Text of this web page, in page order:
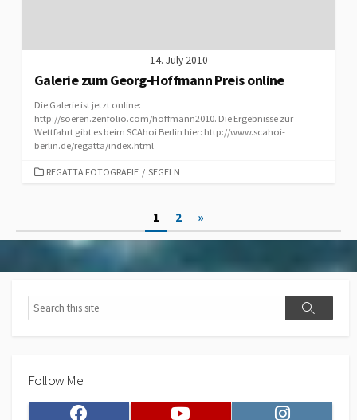
14. July 2010
Galerie zum Georg-Hoffmann Preis online
Die Galerie ist jetzt online:
http://soeren.zenfolio.com/hoffmann2010. Die Ergebnisse zur
Wettfahrt gibt es beim SCAhoi Berlin hier: http://www.scahoi-
berlin.de/regatta/index.html
CATEGORIES
REGATTA FOTOGRAFIE / SEGELN
pagination
1 2 »
Search
Search
Follow Me
Facebook Instagram